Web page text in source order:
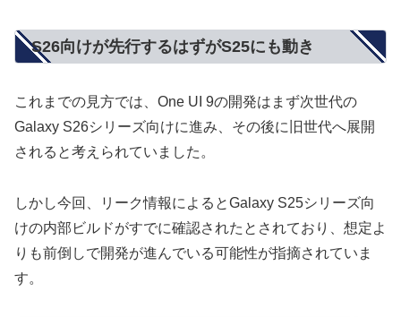
S26向けが先行するはずがS25にも動き
これまでの見方では、One UI 9の開発はまず次世代の
Galaxy S26シリーズ向けに進み、その後に旧世代へ展開
されると考えられていました。
しかし今回、リーク情報によるとGalaxy S25シリーズ向
けの内部ビルドがすでに確認されたとされており、想定よ
りも前倒しで開発が進んでいる可能性が指摘されていま
す。